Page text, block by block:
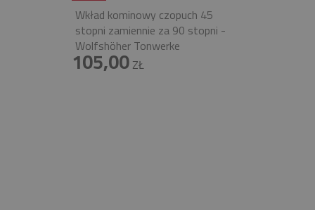
Wkład kominowy czopuch 45
stopni zamiennie za 90 stopni -
Wolfshöher Tonwerke
105,00ZŁ